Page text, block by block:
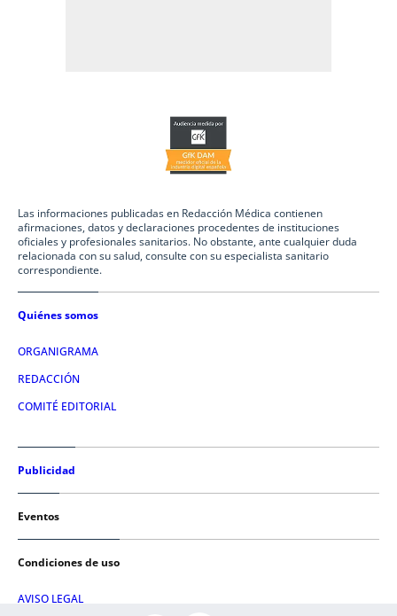
Las informaciones publicadas en Redacción Médica contienen
afirmaciones, datos y declaraciones procedentes de instituciones
oficiales y profesionales sanitarios. No obstante, ante cualquier duda
relacionada con su salud, consulte con su especialista sanitario
correspondiente.
Quiénes somos
ORGANIGRAMA
REDACCIÓN
COMITÉ EDITORIAL
Publicidad
Eventos
Condiciones de uso
AVISO LEGAL